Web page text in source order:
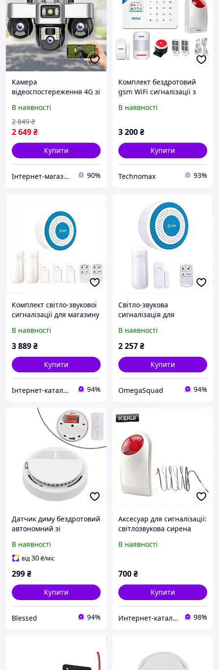
Камера
відеоспостереження 4G зі
сигналізацією та 3
об'єктивами Smart Net
V380
В наявності
2 649₴
2 849 ₴
Купити
Інтернет-магазин інструментів "ASSUR" 90%
Комплект бездротовий
gsm WiFi сигналізації з
сиреною Kerui W18
В наявності
3 200₴
Купити
Technomax 93%
Комплект світло-звукової
сигналізації для магазину
В наявності
3 889₴
Купити
Інтернет-каталог знижок "MODNO" 94%
Світло-звукова
сигналізація для
8B8B10188
В наявності
2 257₴
Купити
OmegaSquad 94%
Датчик диму бездротовий
автономний зі
сигналізацією 85дБ
протипожежний
В наявності
від30₴/міс
299₴
Купити
Blessed 94%
Аксесуар для сигналізації:
світлозвукова сирена
23X687MT89
В наявності
700₴
Купити
Интер​нет-ка​т​ал​​ог ски​​д​ок "МОДНИК" 98%